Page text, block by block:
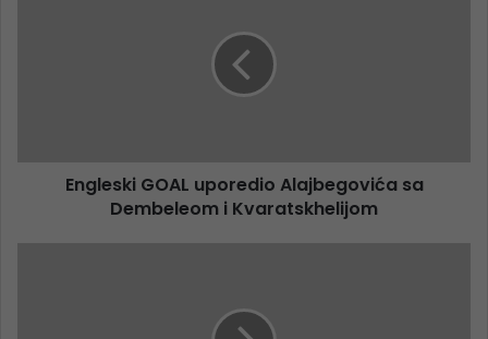
Engleski GOAL uporedio Alajbegovića sa
Dembeleom i Kvaratskhelijom